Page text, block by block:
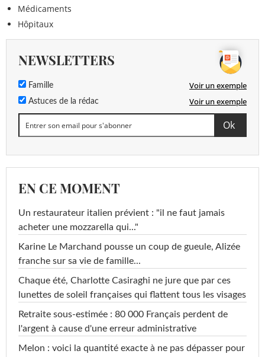
Médicaments
Hôpitaux
NEWSLETTERS
Famille Voir un exemple
Astuces de la rédac Voir un exemple
EN CE MOMENT
Un restaurateur italien prévient : "il ne faut jamais
acheter une mozzarella qui..."
Karine Le Marchand pousse un coup de gueule, Alizée
franche sur sa vie de famille...
Chaque été, Charlotte Casiraghi ne jure que par ces
lunettes de soleil françaises qui flattent tous les visages
Retraite sous-estimée : 80 000 Français perdent de
l'argent à cause d'une erreur administrative
Melon : voici la quantité exacte à ne pas dépasser pour